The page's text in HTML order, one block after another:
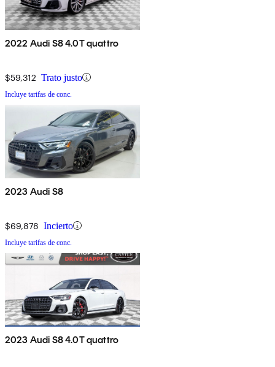
2022 Audi S8 4.0T quattro
$59,312 Trato justo
Incluye tarifas de conc.
2023 Audi S8
$69,878 Incierto
Incluye tarifas de conc.
2023 Audi S8 4.0T quattro